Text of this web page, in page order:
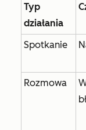
Typ
działania
Spotkanie
Rozmowa